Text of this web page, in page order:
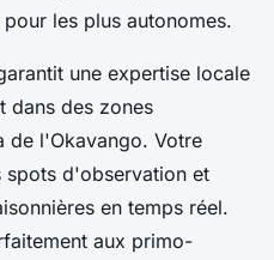
les plus autonomes.
une expertise locale
dans des zones
de l'Okavango. Votre
spots d'observation et
en temps réel.
aux primo-